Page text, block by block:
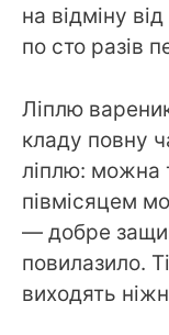
на відміну
по сто разів
Ліплю
кладу повну
ліплю: можна
півмісяцем
— добре
повилазило.
виходять